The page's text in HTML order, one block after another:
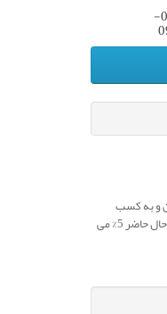
02634579670-09358985516-
و به کسب
درآمد از آن بپردازند. با خرید محصولات توسط خرید کنندگان توسط لینک شما کمیسیونی(درصدی از فروش) به شما پرداخت می شود. نرخ کمیسیون معمول در حال حاضر 5% می